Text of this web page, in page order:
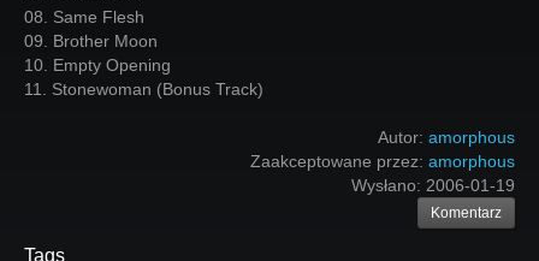
08. Same Flesh
09. Brother Moon
10. Empty Opening
11. Stonewoman (Bonus Track)
Autor: amorphous
Zaakceptowane przez: amorphous
Wysłano: 2006-01-19
Komentarz
Tags